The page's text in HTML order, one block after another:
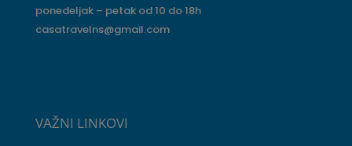
ponedeljak – petak od 10 do 18h
casatravelns@gmail.com
VAŽNI LINKOVI